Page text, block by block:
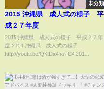
未分類
2015 沖縄県 成人式の様子 平
成２７年度
2015 沖縄県 成人式の様子 平成２７年
度 2014 沖縄県 成人式の様子
http://youtu.be/QXtDx4noFC4 201...